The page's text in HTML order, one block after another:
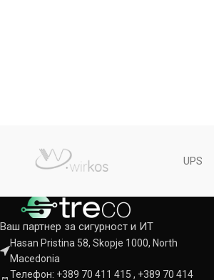
UPS
Ваш партнер за сигурност и ИТ
Hasan Pristina 58, Skopje 1000, North
Macedonia
Телефон: +389 70 411 415 , +389 70 414